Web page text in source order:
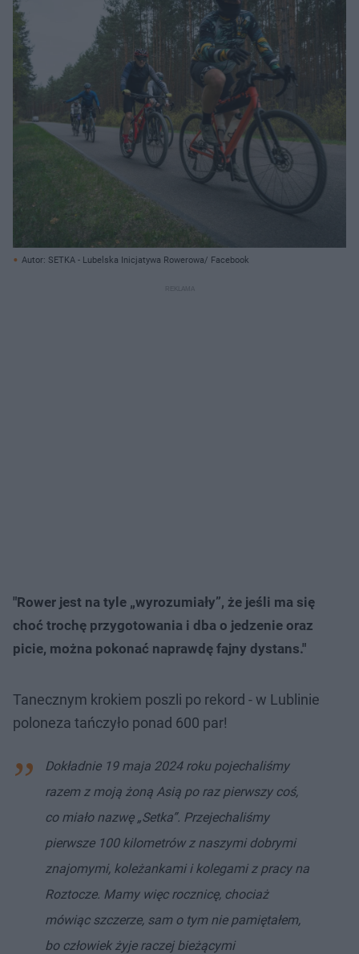
Autor: SETKA - Lubelska Inicjatywa Rowerowa/ Facebook
"Rower jest na tyle „wyrozumiały”, że jeśli ma się
choć trochę przygotowania i dba o jedzenie oraz
picie, można pokonać naprawdę fajny dystans."
Tanecznym krokiem poszli po rekord - w Lublinie
poloneza tańczyło ponad 600 par!
Dokładnie 19 maja 2024 roku pojechaliśmy
razem z moją żoną Asią po raz pierwszy coś,
co miało nazwę „Setka”. Przejechaliśmy
pierwsze 100 kilometrów z naszymi dobrymi
znajomymi, koleżankami i kolegami z pracy na
Roztocze. Mamy więc rocznicę, chociaż
mówiąc szczerze, sam o tym nie pamiętałem,
bo człowiek żyje raczej bieżącymi